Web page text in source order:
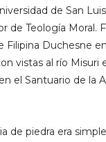
de San
de Teología Moral.
Filipina Duchesne
vistas al río Misuri
el Santuario de la
de piedra era